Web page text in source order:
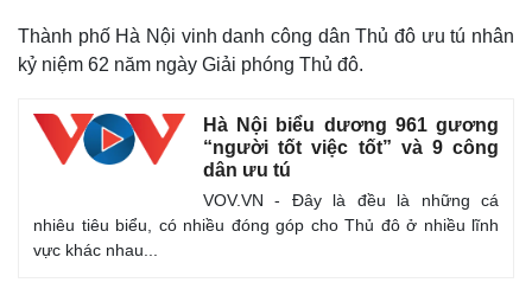
Thành phố Hà Nội vinh danh công dân Thủ đô ưu tú nhân
kỷ niệm 62 năm ngày Giải phóng Thủ đô.
Hà Nội biểu dương 961 gương
“người tốt việc tốt” và 9 công
dân ưu tú
VOV.VN - Đây là đều là những cá
nhiêu tiêu biểu, có nhiều đóng góp cho Thủ đô ở nhiều lĩnh
vực khác nhau...